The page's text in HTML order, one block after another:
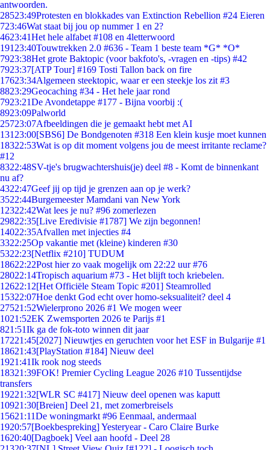
antwoorden.
28523:49Protesten en blokkades van Extinction Rebellion #24 Eieren
723:46Wat staat bij jou op nummer 1 en 2?
4623:41Het hele alfabet #108 en 4letterwoord
191 23:40Touwtrekken 2.0 #636 - Team 1 beste team *G* *O*
7923:38Het grote Baktopic (voor bakfoto's, -vragen en -tips) #42
7923:37[ATP Tour] #169 Tosti Tallon back on fire
17623:34Algemeen steektopic, waar er een steekje los zit #3
8823:29Geocaching #34 - Het hele jaar rond
7923:21De Avondetappe #177 - Bijna voorbij :(
8923:09Palworld
25723:07Afbeeldingen die je gemaakt hebt met AI
131 23:00[SBS6] De Bondgenoten #318 Een klein kusje moet kunnen
18322:53Wat is op dit moment volgens jou de meest irritante reclame?
#12
8322:48SV-tje's brugwachtershuis(je) deel #8 - Komt de binnenkant
nu af?
4322:47Geef jij op tijd je grenzen aan op je werk?
3522:44Burgemeester Mamdani van New York
12322:42Wat lees je nu? #96 zomerlezen
29822:35[Live Eredivisie #1787] We zijn begonnen!
14022:35Afvallen met injecties #4
3322:25Op vakantie met (kleine) kinderen #30
5322:23[Netflix #210] TUDUM
18622:22Post hier zo vaak mogelijk om 22:22 uur #76
28022:14Tropisch aquarium #73 - Het blijft toch kriebelen.
12622:12[Het Officiële Steam Topic #201] Steamrolled
15322:07Hoe denkt God echt over homo-seksualiteit? deel 4
27521:52Wielerprono 2026 #1 We mogen weer
1021:52EK Zwemsporten 2026 te Parijs #1
821:51Ik ga de fok-toto winnen dit jaar
17221:45[2027] Nieuwtjes en geruchten voor het ESF in Bulgarije #1
18621:43[PlayStation #184] Nieuw deel
1921:41Ik rook nog steeds
18321:39FOK! Premier Cycling League 2026 #10 Tussentijdse
transfers
19221:32[WLR SC #417] Nieuw deel openen was kaputt
10921:30[Breien] Deel 21, met zomerbreisels
15621:11De woningmarkt #96 Eenmaal, andermaal
1920:57[Boekbespreking] Yesteryear - Caro Claire Burke
1620:40[Dagboek] Veel aan hoofd - Deel 28